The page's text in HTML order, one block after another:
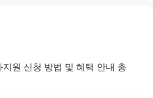
원 신청 방법 및 혜택 안내 총